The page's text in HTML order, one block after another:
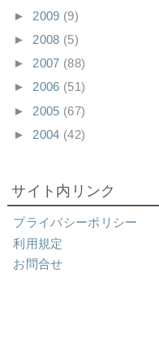
► 2009 (9)
► 2008 (5)
► 2007 (88)
► 2006 (51)
► 2005 (67)
► 2004 (42)
サイト内リンク
プライバシーポリシー
利用規定
お問合せ